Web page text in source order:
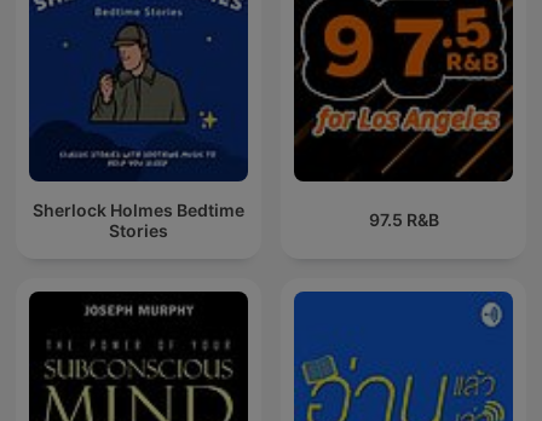
Sherlock Holmes Bedtime
Stories
97.5 R&B